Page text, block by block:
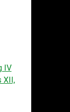
IV
XII,